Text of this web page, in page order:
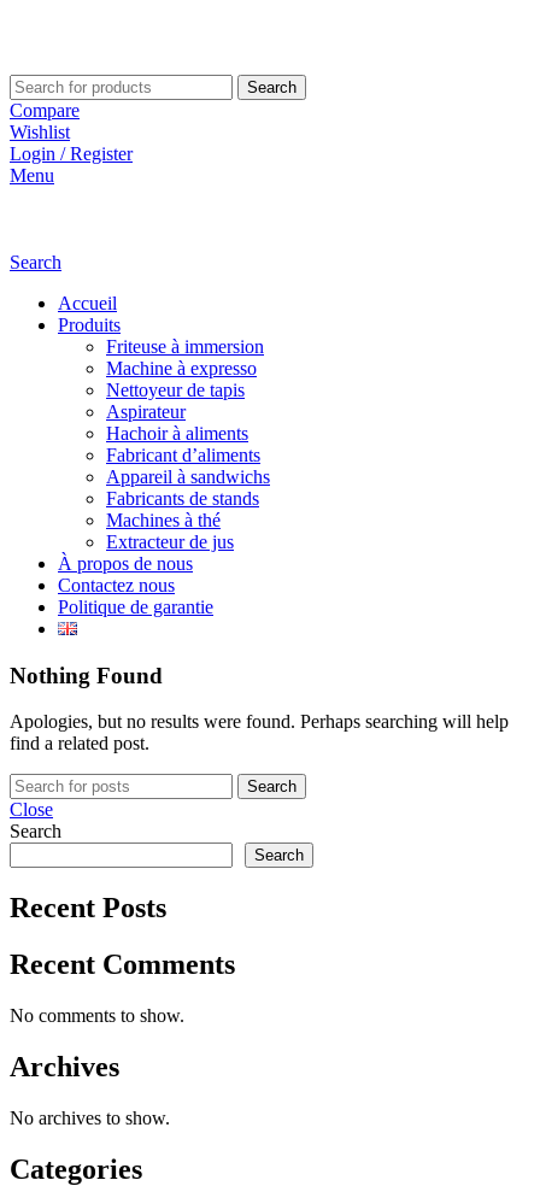
Search
Compare
Wishlist
Login / Register
Menu
Search
Accueil
Produits
Friteuse à immersion
Machine à expresso
Nettoyeur de tapis
Aspirateur
Hachoir à aliments
Fabricant d’aliments
Appareil à sandwichs
Fabricants de stands
Machines à thé
Extracteur de jus
À propos de nous
Contactez nous
Politique de garantie
Nothing Found
Apologies, but no results were found. Perhaps searching will help
find a related post.
Search
Close
Search
Search
Recent Posts
Recent Comments
No comments to show.
Archives
No archives to show.
Categories